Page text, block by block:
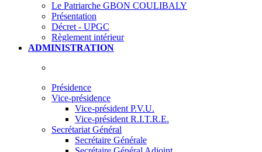
Le Patriarche GBON COULIBALY
Présentation
Décret - UPGC
Règlement intérieur
ADMINISTRATION
Présidence
Vice-présidence
Vice-président P.V.U.
Vice-président R.I.T.R.E.
Secrétariat Général
Secrétaire Générale